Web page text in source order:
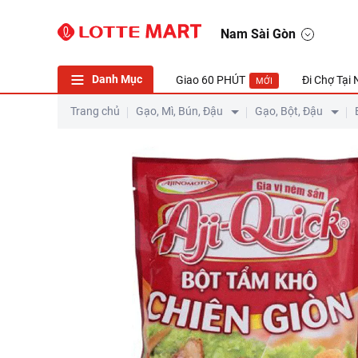
Nam Sài Gòn
Danh Mục Giao 60 PHÚT MỚI Đi Chợ Tại
Trang chủ Gạo, Mì, Bún, Đậu Gạo, Bột, Đậu